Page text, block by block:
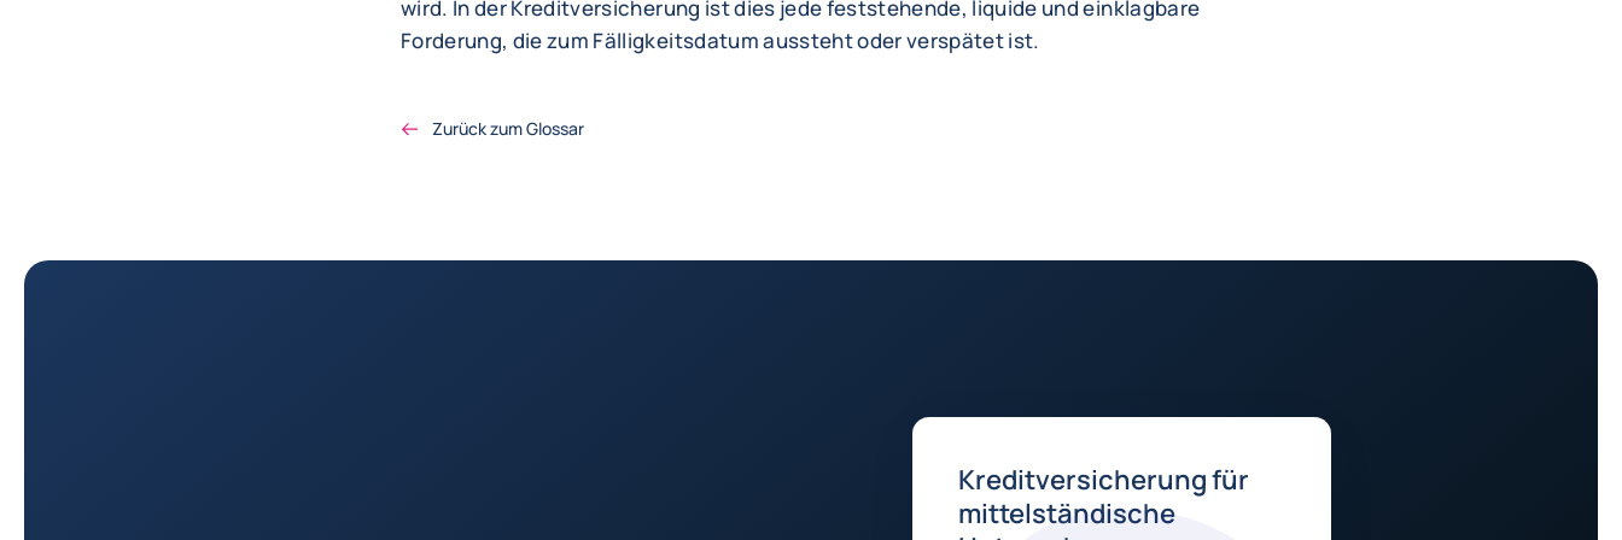
wird. In der Kreditversicherung ist dies jede feststehende, liquide und einklagbare
Forderung, die zum Fälligkeitsdatum aussteht oder verspätet ist.
Zurück zum Glossar
Kreditversicherung für
mittelständische